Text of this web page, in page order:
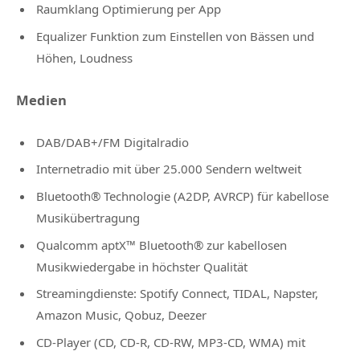
Raumklang Optimierung per App
Equalizer Funktion zum Einstellen von Bässen und
Höhen, Loudness
Medien
DAB/DAB+/FM Digitalradio
Internetradio mit über 25.000 Sendern weltweit
Bluetooth® Technologie (A2DP, AVRCP) für kabellose
Musikübertragung
Qualcomm aptX™ Bluetooth® zur kabellosen
Musikwiedergabe in höchster Qualität
Streamingdienste: Spotify Connect, TIDAL, Napster,
Amazon Music, Qobuz, Deezer
CD-Player (CD, CD-R, CD-RW, MP3-CD, WMA) mit